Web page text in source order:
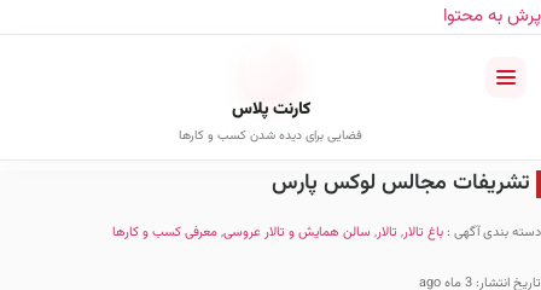
پرش به محتوا
کارنت پلاس
فضایی برای دیده شدن کسب و کارها
تشریفات مجالس لوکس پارس
دسته بندی آگهی : باغ تالار, تالار, سالن همایش و تالار عروسی,معرفی کسب و کارها
تاریخ انتشار: 3 ماه ago